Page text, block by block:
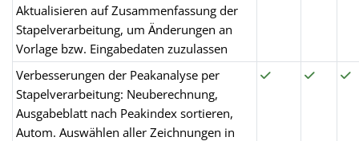
Aktualisieren auf Zusammenfassung der
Stapelverarbeitung, um Änderungen an
Vorlage bzw. Eingabedaten zuzulassen
Verbesserungen der Peakanalyse per
Stapelverarbeitung: Neuberechnung,
Ausgabeblatt nach Peakindex sortieren,
Autom. Auswählen aller Zeichnungen in